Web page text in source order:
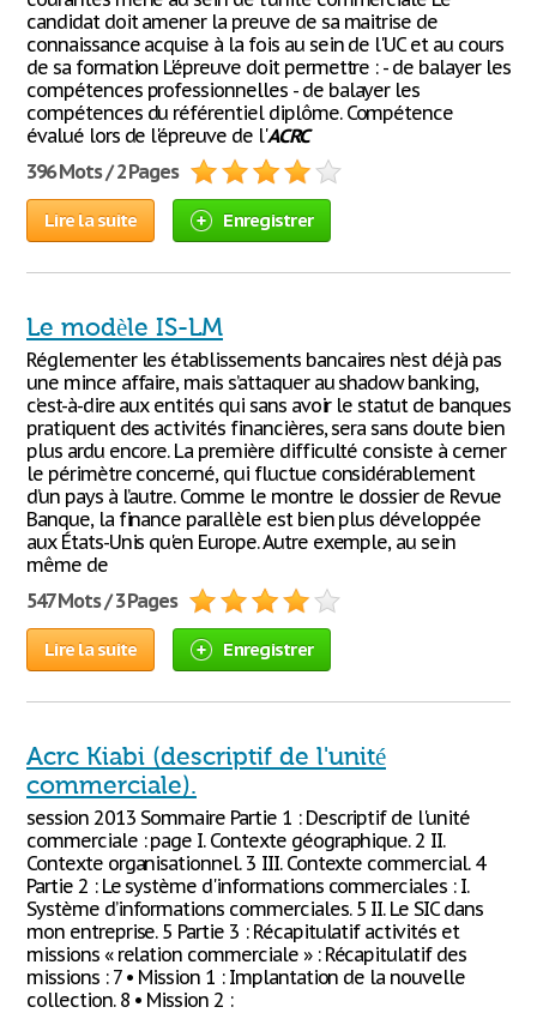
candidat doit amener la preuve de sa maitrise de
connaissance acquise à la fois au sein de l'UC et au cours
de sa formation L'épreuve doit permettre : - de balayer les
compétences professionnelles - de balayer les
compétences du référentiel diplôme. Compétence
évalué lors de l'épreuve de l'ACRC
396 Mots / 2 Pages
Lire la suite Enregistrer
Le modèle IS-LM
Réglementer les établissements bancaires n’est déjà pas
une mince affaire, mais s’attaquer au shadow banking,
c’est-à-dire aux entités qui sans avoir le statut de banques
pratiquent des activités financières, sera sans doute bien
plus ardu encore. La première difficulté consiste à cerner
le périmètre concerné, qui fluctue considérablement
d’un pays à l’autre. Comme le montre le dossier de Revue
Banque, la finance parallèle est bien plus développée
aux États-Unis qu'en Europe. Autre exemple, au sein
même de
547 Mots / 3 Pages
Lire la suite Enregistrer
Acrc Kiabi (descriptif de l'unité
commerciale).
session 2013 Sommaire Partie 1 : Descriptif de l'unité
commerciale : page I. Contexte géographique. 2 II.
Contexte organisationnel. 3 III. Contexte commercial. 4
Partie 2 : Le système d'informations commerciales : I.
Système d’informations commerciales. 5 II. Le SIC dans
mon entreprise. 5 Partie 3 : Récapitulatif activités et
missions « relation commerciale » : Récapitulatif des
missions : 7 • Mission 1 : Implantation de la nouvelle
collection. 8 • Mission 2 :